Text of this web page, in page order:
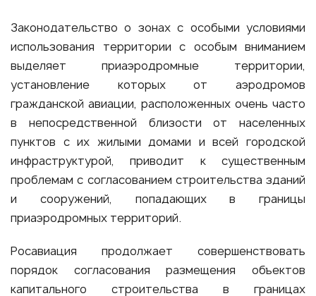
Законодательство о зонах с особыми условиями
использования территории с особым вниманием
выделяет приаэродромные территории,
установление которых от аэродромов
гражданской авиации, расположенных очень часто
в непосредственной близости от населенных
пунктов с их жилыми домами и всей городской
инфраструктурой, приводит к существенным
проблемам с согласованием строительства зданий
и сооружений, попадающих в границы
приаэродромных территорий.
Росавиация продолжает совершенствовать
порядок согласования размещения объектов
капитального строительства в границах